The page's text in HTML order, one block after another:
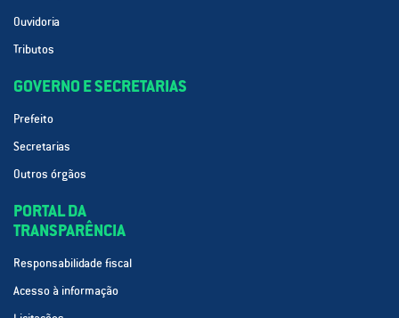
Ouvidoria
Tributos
GOVERNO E SECRETARIAS
Prefeito
Secretarias
Outros órgãos
PORTAL DA
TRANSPARÊNCIA
Responsabilidade fiscal
Acesso à informação